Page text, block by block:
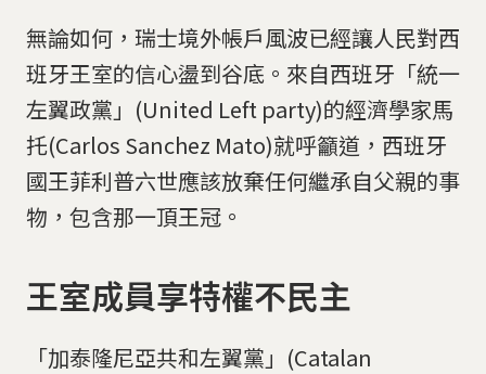
無論如何，瑞士境外帳戶風波已經讓人民對西
班牙王室的信心盪到谷底。來自西班牙「統一
左翼政黨」(United Left party)的經濟學家馬
托(Carlos Sanchez Mato)就呼籲道，西班牙
國王菲利普六世應該放棄任何繼承自父親的事
物，包含那一頂王冠。
王室成員享特權不民主
「加泰隆尼亞共和左翼黨」(Catalan